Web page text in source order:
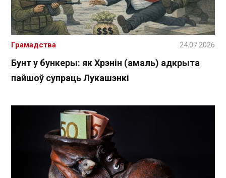
Бунт у бункеры: як Хрэнін (амаль) адкрыта
пайшоў супраць Лукашэнкі
Грамадства 24.07.2026